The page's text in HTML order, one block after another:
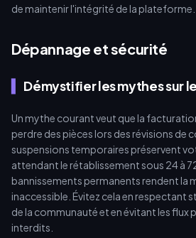
de maintenir l'intégrité de la plateforme.
Dépannage et sécurité
Démystifier les mythes sur
Un mythe courant veut que la
perdre des pièces lors des révisions de
suspensions temporaires préservent
attendant le rétablissement sous 24 à
bannissements permanents rendent la
inaccessible. Évitez cela en respectant
de la communauté et en évitant les flux
interdits.